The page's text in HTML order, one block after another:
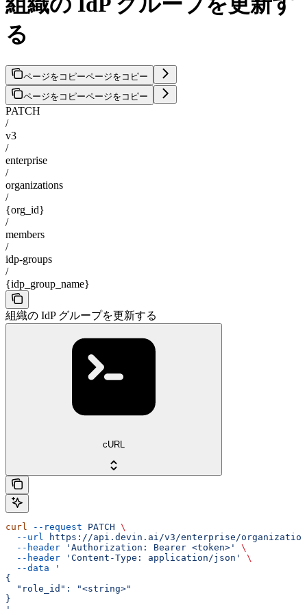
る
ページをコピーページをコピー
ページをコピーページをコピー
PATCH
/
v3
/
enterprise
/
organizations
/
{org_id}
/
members
/
idp-groups
/
{idp_group_name}
組織の IdP グループを更新する
cURL
curl --request PATCH \
  --url
https://api.devin.ai/v3/enterprise/
  --header
'Authorization: Bearer <token>'
\
  --header
'Content-Type: application/json'
\
  --data
'
{
  "role_id": "<string>"
}
'